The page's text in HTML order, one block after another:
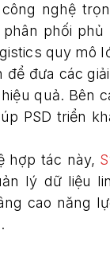
nghệ
phối
quy mô
để đưa các
quả. Bên
PSD triển
hợp tác này,
lý dữ liệu
cao năng